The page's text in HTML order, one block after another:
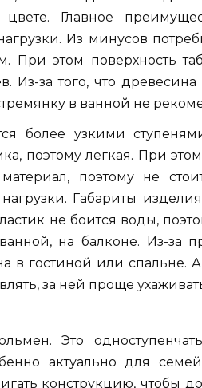
Главное
Из минусов
При этом поверхность
Из-за того, что древесина
в ванной не
более узкими
поэтому легкая. При
поэтому не
Габариты
не боится воды,
на балконе. Из-за
в гостиной или спальне. А
за ней проще
Это
актуально для
конструкцию, чтобы